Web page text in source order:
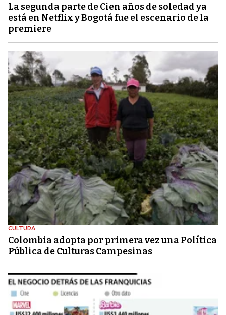
La segunda parte de Cien años de soledad ya
está en Netflix y Bogotá fue el escenario de la
premiere
CULTURA
Colombia adopta por primera vez una Política
Pública de Culturas Campesinas